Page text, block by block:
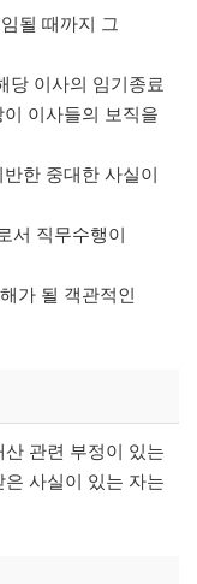
될 때까지 그
이사의 임기종료
이사들의 보직을
한 중대한 사실이
서 직무수행이
가 될 객관적인
관련 부정이 있는
사실이 있는 자는